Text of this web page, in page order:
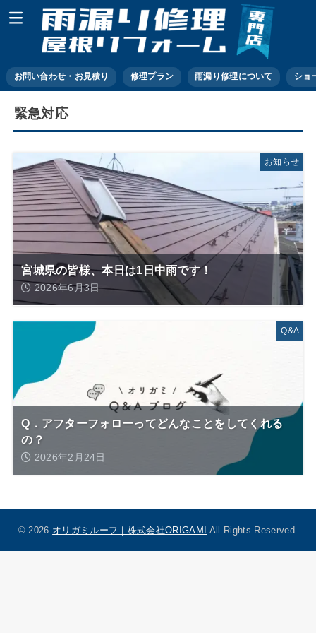
お問い合わせ・お見積り 修理プラン 雨漏り修理について ショ
緊急対応
お知らせ
宮城県の皆様、本日は1日中雨です！
2026年6月3日
Q&A
Q．アフターフォローってどんなことをしてくれる
の？
2026年2月24日
© 2026 オリガミルーフ｜株式会社ORIGAMI All Rights Reserved.